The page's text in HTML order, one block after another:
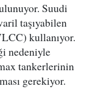
Suudi
taşıyabilen
kullanıyor.
nedeniyle
tankerlerinin
gerekiyor.